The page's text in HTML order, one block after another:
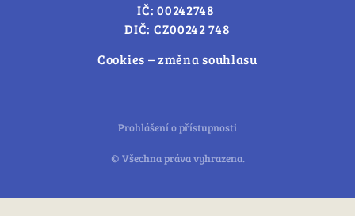
IČ: 00242748
DIČ: CZ00242 748
Cookies – změna souhlasu
Prohlášení o přístupnosti
© Všechna práva vyhrazena.